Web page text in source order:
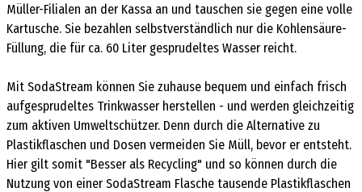
Müller-Filialen an der Kassa an und tauschen sie gegen eine volle
Kartusche. Sie bezahlen selbstverständlich nur die Kohlensäure-
Füllung, die für ca. 60 Liter gesprudeltes Wasser reicht.
Mit SodaStream können Sie zuhause bequem und einfach frisch
aufgesprudeltes Trinkwasser herstellen - und werden gleichzeitig
zum aktiven Umweltschützer. Denn durch die Alternative zu
Plastikflaschen und Dosen vermeiden Sie Müll, bevor er entsteht.
Hier gilt somit "Besser als Recycling" und so können durch die
Nutzung von einer SodaStream Flasche tausende Plastikflaschen